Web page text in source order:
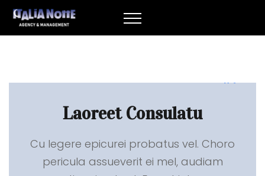
Laoreet Consulatu
Cu legere epicurei probatus vel. Choro
pericula assueverit ei mel, audiam